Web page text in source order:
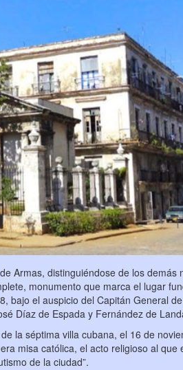
Armas, distinguiéndose de los demás
monumento que marca el lugar
bajo el auspicio del Capitán General
Díaz de Espada y Fernández de
la séptima villa cubana, el 16 de
misa católica, el acto religioso al que
de la ciudad”.